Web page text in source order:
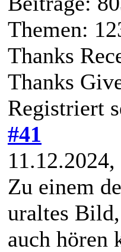
Themen:
Thanks
Thanks
Registriert
#41
Zu einem
uraltes
auch hören